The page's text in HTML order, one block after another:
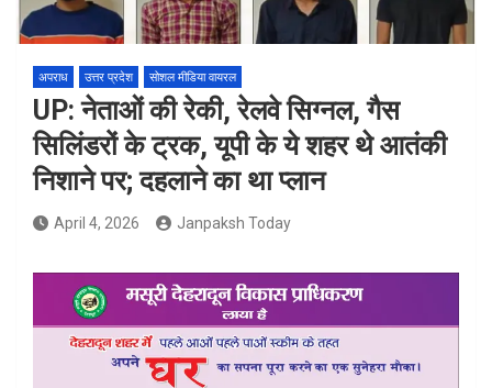
अपराध उत्तर प्रदेश सोशल मीडिया वायरल
UP: नेताओं की रेकी, रेलवे सिग्नल, गैस
सिलिंडरों के ट्रक, यूपी के ये शहर थे आतंकी
निशाने पर; दहलाने का था प्लान
April 4, 2026 Janpaksh Today